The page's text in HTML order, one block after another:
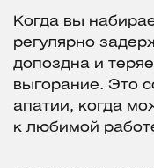
Когда вы
регулярно
допоздна и
выгорание. Это
апатии, когда
к любимой